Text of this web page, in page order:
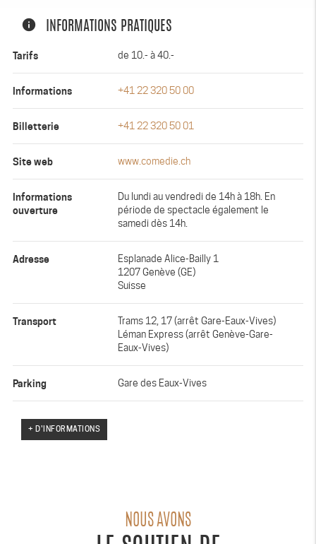
info INFORMATIONS PRATIQUES
Tarifs de 10.- à 40.-
Informations +41 22 320 50 00
Billetterie +41 22 320 50 01
Site web www.comedie.ch
Informations
ouverture
Du lundi au vendredi de 14h à 18h. En
période de spectacle également le
samedi dès 14h.
Adresse
Esplanade Alice-Bailly 1
1207 Genève (GE)
Suisse
Transport
Trams 12, 17 (arrêt Gare-Eaux-Vives)
Léman Express (arrêt Genève-Gare-
Eaux-Vives)
Parking Gare des Eaux-Vives
+ D'INFORMATIONS
NOUS AVONS